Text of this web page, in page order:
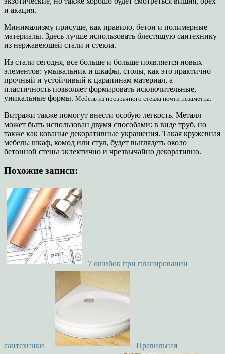
и акация.
Минимализму присуще, как правило, бетон и полимерные
материалы. Здесь лучше использовать блестящую сантехнику
из нержавеющей стали и стекла.
Из стали сегодня, все больше и больше появляется новых
элементов: умывальник и шкафы, столы, как это практично –
прочный и устойчивый к царапинам материал, а
пластичность позволяет формировать исключительные,
уникальные формы. Мебель из прозрачного стекла почти незаметна.
Витражи также помогут внести особую легкость. Металл
может быть использован двумя способами: в виде труб, но
также как кованые декоративные украшения. Такая кружевная
мебель: шкаф, комод или стул, будет выглядеть около
бетонной стены эклектично и чрезвычайно декоративно.
Похожие записи:
7 ошибок при планировании
сантехники Правильная